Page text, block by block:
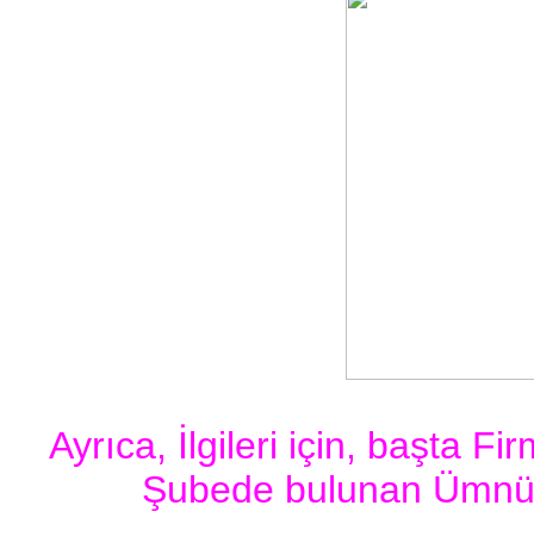
Ayrıca, İlgileri için, başta
Şubede bulunan